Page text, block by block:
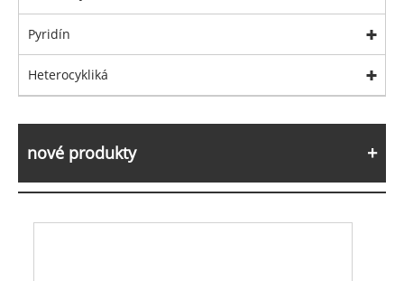
Pyridín
Heterocykliká
nové produkty